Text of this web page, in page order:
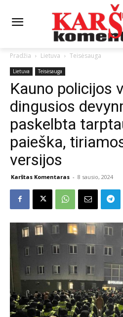
Pradžia Lietuva Teisėsauga
Lietuva Teisėsauga
Kauno policijos
dingusios
paskelbta
paieška,
versijos
Karštas Komentaras - 8 sausio, 2024